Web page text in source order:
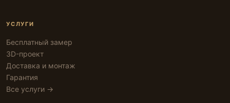
УСЛУГИ
Бесплатный замер
3D-проект
Доставка и монтаж
Гарантия
Все услуги →